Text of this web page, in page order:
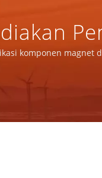
komponen magnet